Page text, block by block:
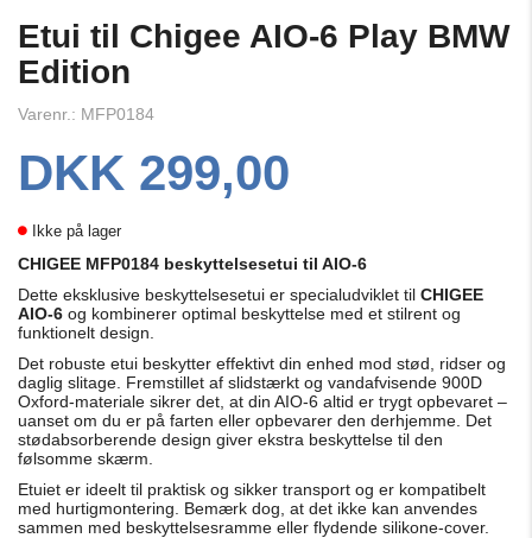
Etui til Chigee AIO-6 Play BMW
Edition
Varenr.: MFP0184
DKK 299,00
Ikke på lager
CHIGEE MFP0184 beskyttelsesetui til AIO-6
Dette eksklusive beskyttelsesetui er specialudviklet til CHIGEE
AIO-6 og kombinerer optimal beskyttelse med et stilrent og
funktionelt design.
Det robuste etui beskytter effektivt din enhed mod stød, ridser og
daglig slitage. Fremstillet af slidstærkt og vandafvisende 900D
Oxford-materiale sikrer det, at din AIO-6 altid er trygt opbevaret –
uanset om du er på farten eller opbevarer den derhjemme. Det
stødabsorberende design giver ekstra beskyttelse til den
følsomme skærm.
Etuiet er ideelt til praktisk og sikker transport og er kompatibelt
med hurtigmontering. Bemærk dog, at det ikke kan anvendes
sammen med beskyttelsesramme eller flydende silikone-cover.